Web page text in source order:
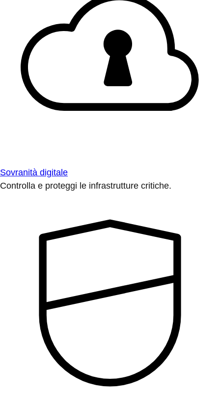
Sovranità digitale
Controlla e proteggi le infrastrutture critiche.